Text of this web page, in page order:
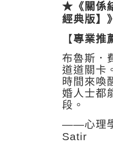
★《關係
經典版】
【專業推
布魯斯．
道道關卡
時間來喚
婚人士都
段。
——心理
Satir